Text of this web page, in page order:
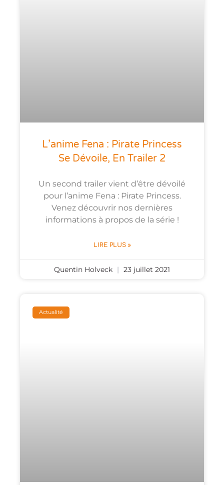
L’anime Fena : Pirate Princess
Se Dévoile, En Trailer 2
Un second trailer vient d’être dévoilé
pour l’anime Fena : Pirate Princess.
Venez découvrir nos dernières
informations à propos de la série !
LIRE PLUS »
Quentin Holveck 23 juillet 2021
Actualité